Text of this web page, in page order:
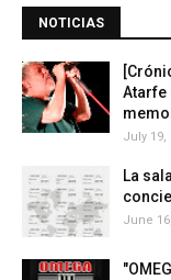
NOTICIAS
Atarfe
July 19,
La
June